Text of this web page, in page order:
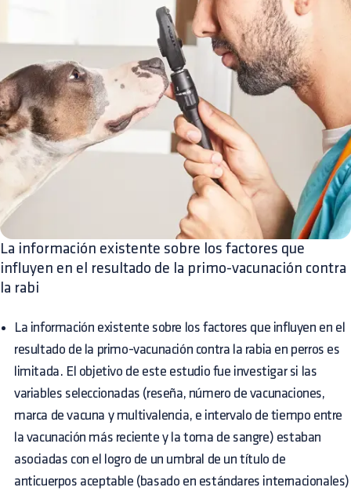
La información existente sobre los factores que
influyen en el resultado de la primo-vacunación contra
la rabi
La información existente sobre los factores que influyen en el
resultado de la primo-vacunación contra la rabia en perros es
limitada. El objetivo de este estudio fue investigar si las
variables seleccionadas (reseña, número de vacunaciones,
marca de vacuna y multivalencia, e intervalo de tiempo entre
la vacunación más reciente y la toma de sangre) estaban
asociadas con el logro de un umbral de un título de
anticuerpos aceptable (basado en estándares internacionales)